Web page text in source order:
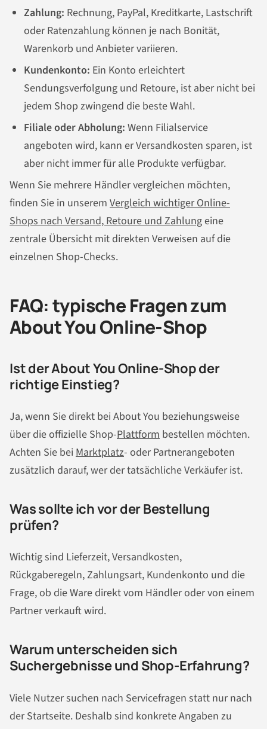
Zahlung: Rechnung, PayPal, Kreditkarte, Lastschrift
oder Ratenzahlung können je nach Bonität,
Warenkorb und Anbieter variieren.
Kundenkonto: Ein Konto erleichtert
Sendungsverfolgung und Retoure, ist aber nicht bei
jedem Shop zwingend die beste Wahl.
Filiale oder Abholung: Wenn Filialservice
angeboten wird, kann er Versandkosten sparen, ist
aber nicht immer für alle Produkte verfügbar.
Wenn Sie mehrere Händler vergleichen möchten,
finden Sie in unserem Vergleich wichtiger Online-
Shops nach Versand, Retoure und Zahlungeine
zentrale Übersicht mit direkten Verweisen auf die
einzelnen Shop-Checks.
FAQ: typische Fragen zum
About You Online-Shop
Ist der About You Online-Shop der
richtige Einstieg?
Ja, wenn Sie direkt bei About You beziehungsweise
über die offizielle Shop-Plattform bestellen möchten.
Achten Sie bei Marktplatz- oder Partnerangeboten
zusätzlich darauf, wer der tatsächliche Verkäufer ist.
Was sollte ich vor der Bestellung
prüfen?
Wichtig sind Lieferzeit, Versandkosten,
Rückgaberegeln, Zahlungsart, Kundenkonto und die
Frage, ob die Ware direkt vom Händler oder von einem
Partner verkauft wird.
Warum unterscheiden sich
Suchergebnisse und Shop-Erfahrung?
Viele Nutzer suchen nach Servicefragen statt nur nach
der Startseite. Deshalb sind konkrete Angaben zu